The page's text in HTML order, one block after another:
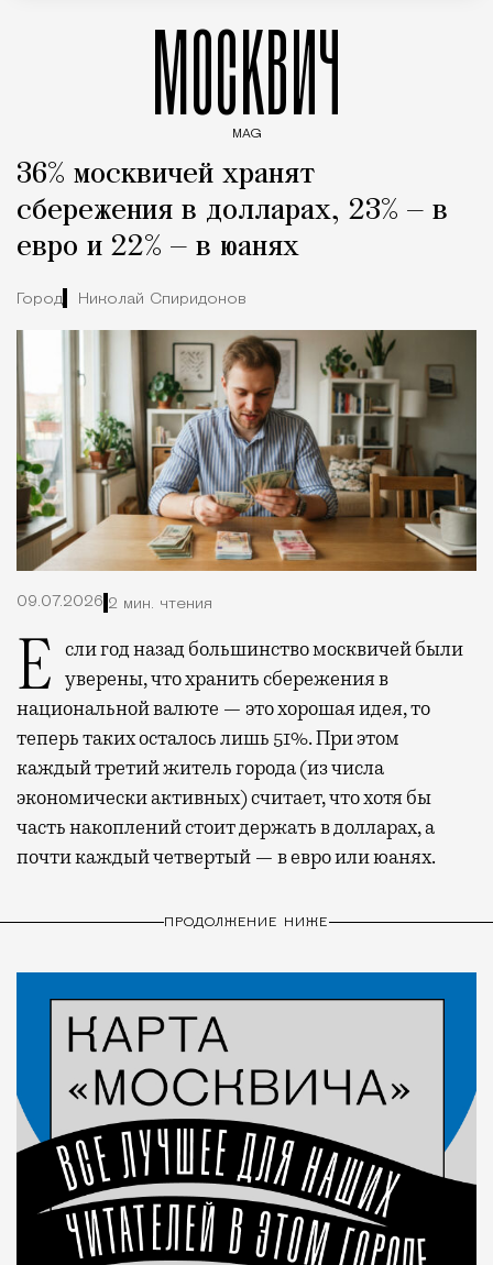
МОСКВИЧ
MAG
36% москвичей хранят
сбережения в долларах, 23% — в
евро и 22% — в юанях
Город Николай Спиридонов
09.07.2026 2 мин. чтения
Если год назад большинство москвичей были уверены, что хранить сбережения в
национальной валюте — это хорошая идея, то
теперь таких осталось лишь 51%. При этом
каждый третий житель города (из числа
экономически активных) считает, что хотя бы
часть накоплений стоит держать в долларах, а
почти каждый четвертый — в евро или юанях.
ПРОДОЛЖЕНИЕ НИЖЕ